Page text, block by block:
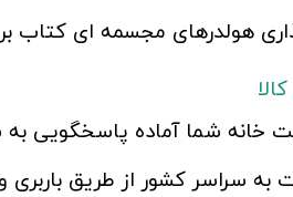
هولدرهای مجسمه ای کتاب
خانه شما آماده پاسخگویی
به سراسر کشور از طریق